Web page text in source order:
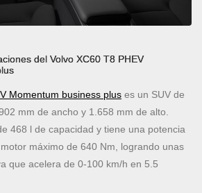
del Volvo XC60 T8 PHEV
Momentum business plus es un SUV de
mm de ancho y 1.658 mm de alto.
468 l de capacidad y tiene una potencia
máximo de 640 Nm, logrando unas
que acelera de 0-100 km/h en 5.5